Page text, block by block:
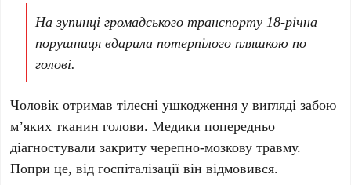
На зупинці громадського транспорту 18-річна
порушниця вдарила потерпілого пляшкою по
голові.
Чоловік отримав тілесні ушкодження у вигляді забою
м’яких тканин голови. Медики попередньо
діагностували закриту черепно-мозкову травму.
Попри це, від госпіталізації він відмовився.